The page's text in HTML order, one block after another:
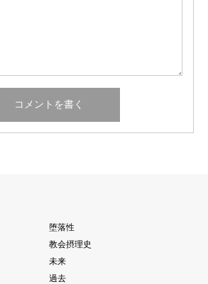
堕落性
教会摂理史
未来
過去